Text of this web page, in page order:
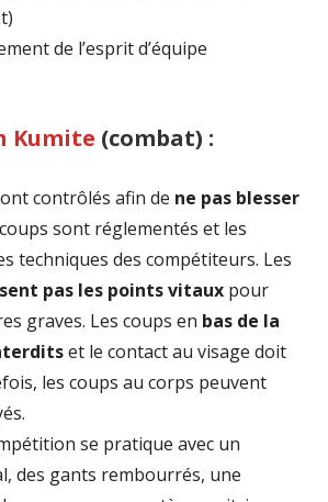
u
n
u
v
e
l
l
e
f
n
ê
de l’esprit d’équipe
Kumite (combat) :
contrôlés afin de ne pas blesser
sont réglementés et les
techniques des compétiteurs. Les
pas les points vitaux pour
graves. Les coups en bas de la
et le contact au visage doit
les coups au corps peuvent
se pratique avec un
des gants rembourrés, une